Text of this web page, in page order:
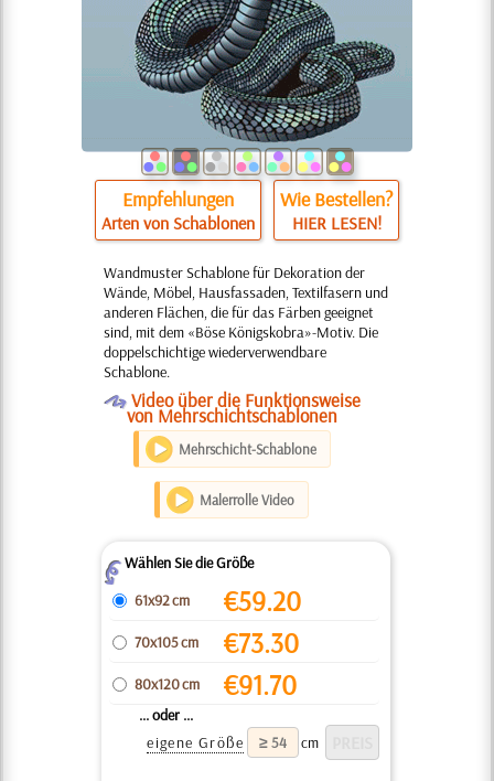
Empfehlungen
Arten von Schablonen
Wie Bestellen?
HIER LESEN!
Wandmuster Schablone für Dekoration der
Wände, Möbel, Hausfassaden, Textilfasern und
anderen Flächen, die für das Färben geeignet
sind, mit dem «Böse Königskobra»-Motiv. Die
doppelschichtige wiederverwendbare
Schablone.
O Video über die Funktionsweise
von Mehrschichtschablonen
Mehrschicht-Schablone
Malerrolle Video
ZWählen Sie die Größe
61x92 cm
€59.20
70x105 cm €73.30
80x120 cm €91.70
... oder ...
eigene Größe
cm